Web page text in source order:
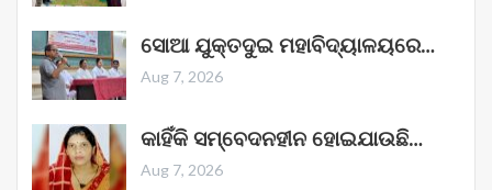
ସୋଆ ଯୁକ୍ତଦୁଇ ମହାବିଦ୍ୟାଳୟରେ…
Aug 7, 2026
କାହିଁକି ସମ୍ବେଦନହୀନ ହୋଇଯାଉଛି…
Aug 7, 2026